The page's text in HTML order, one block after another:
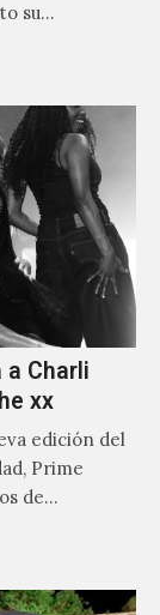
su…
a Charli
xx
edición del
Prime
de